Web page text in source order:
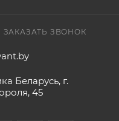
ЗАКАЗАТЬ ЗВОНОК
Беларусь, г.
45